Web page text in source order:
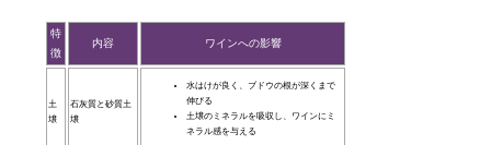
特
徴
内容 ワインへの影響
土
壌
石灰質と砂質土
壌
水はけが良く、ブドウの根が深くまで
伸びる
土壌のミネラルを吸収し、ワインにミ
ネラル感を与える